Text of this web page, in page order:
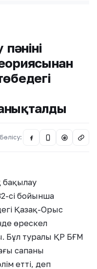
Бөлісу: @
сі бойынша
Қазақ-Орыс
өрескел
Бұл туралы ҚР БҒМ
сапаны
етті, деп